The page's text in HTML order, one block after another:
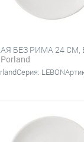
БЕЗ РИМА 24
Porland